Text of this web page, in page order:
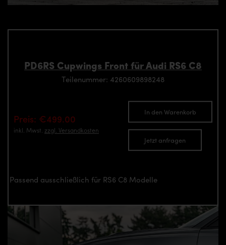
PD6RS Cupwings Front für Audi RS6 C8
Teilenummer: 4260609898248
Preis: €499.00
inkl. Mwst. zzgl. Versandkosten
In den Warenkorb
Jetzt anfragen
Passend ausschließlich für RS6 C8 Modelle